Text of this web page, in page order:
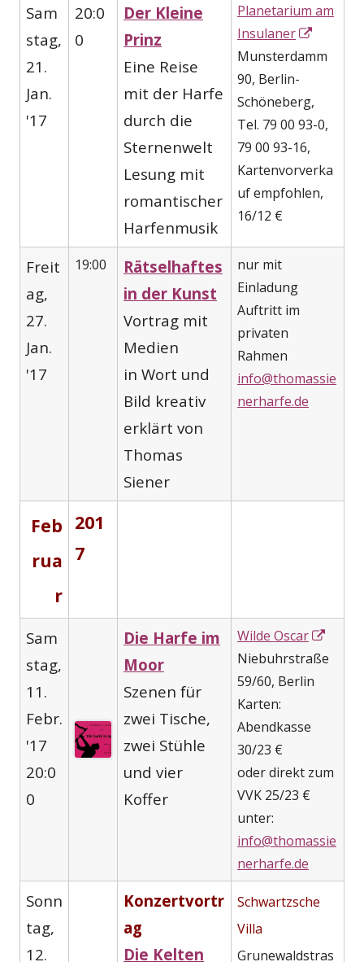
Sam
stag,
21.
Jan.
'17
20:0
0
Der Kleine
Prinz
Eine Reise
mit der Harfe
durch die
Sternenwelt
Lesung mit
romantischer
Harfenmusik
Planetarium am
Insulaner
neuem
öffnen
Munsterdamm
90, Berlin-
Schöneberg,
Tel. 79 00 93-0,
79 00 93-16,
Kartenvorverka
uf empfohlen,
16/12 €
Freit
ag,
27.
Jan.
'17
19:00
Rätselhaftes
in der Kunst
Vortrag mit
Medien
in Wort und
Bild kreativ
erklärt von
Thomas
Siener
nur mit
Einladung
Auftritt im
privaten
Rahmen
info@thomassie
nerharfe.de
Feb
rua
r
201
7
Sam
stag,
11.
Febr.
'17
20:0
0
Die Harfe im
Moor
Szenen für
zwei Tische,
zwei Stühle
und vier
Koffer
Wilde Oscar
Niebuhrstraße
59/60, Berlin
Karten:
Abendkasse
30/23 €
oder direkt zum
VVK 25/23 €
unter:
info@thomassie
nerharfe.de
Sonn
tag,
12.
Konzertvortr
ag
Die Kelten
Schwartzsche
Villa
Grunewaldstras